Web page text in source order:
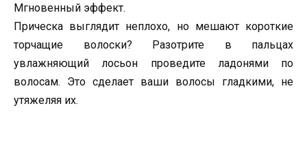
Мгновенный эффект.
Прическа выглядит неплохо, но мешают короткие
торчащие волоски? Разотрите в пальцах
увлажняющий лосьон проведите ладонями по
волосам. Это сделает ваши волосы гладкими, не
утяжеляя их.